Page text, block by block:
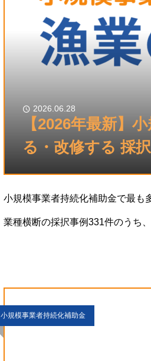
2026.06.28
【2026年最新】
る・改修する 採
小規模事業者持続化補助金で最も
業種横断の採択事例331件のうち
小規模事業者持続化補助金